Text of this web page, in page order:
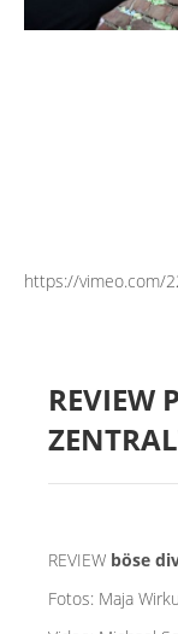
https://vimeo.com/
REVIEW
REVIEW böse
Fotos: Maja